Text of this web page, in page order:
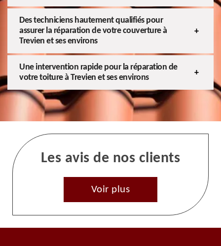
Des techniciens hautement qualifiés pour
assurer la réparation de votre couverture à
Trevien et ses environs
Une intervention rapide pour la réparation de
votre toiture à Trevien et ses environs
Les avis de nos clients
Voir plus